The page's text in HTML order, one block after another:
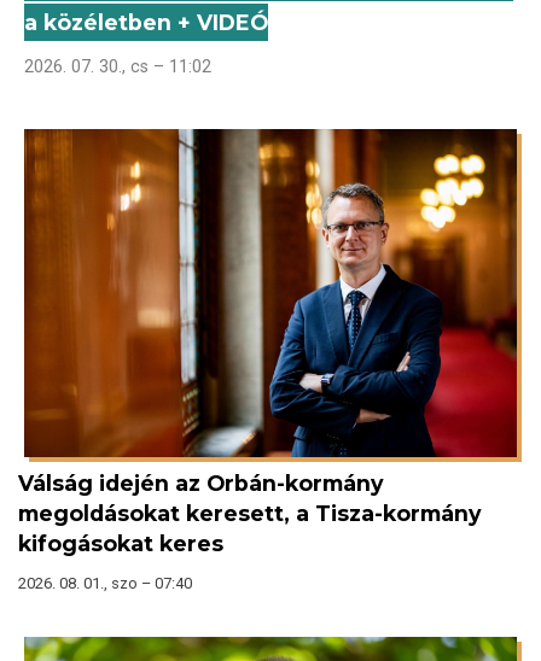
a közéletben + VIDEÓ
2026. 07. 30., cs – 11:02
Válság idején az Orbán-kormány
megoldásokat keresett, a Tisza-kormány
kifogásokat keres
2026. 08. 01., szo – 07:40